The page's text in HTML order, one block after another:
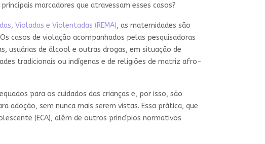
marcadores que atravessam esses casos?
Violadas e Violentadas (REMA), as maternidades são
casos de violação acompanhados pelas pesquisadoras
usuárias de álcool e outras drogas, em situação de
tradicionais ou indígenas e de religiões de matriz afro-
para os cuidados das crianças e, por isso, são
adoção, sem nunca mais serem vistas. Essa prática, que
(ECA), além de outros princípios normativos